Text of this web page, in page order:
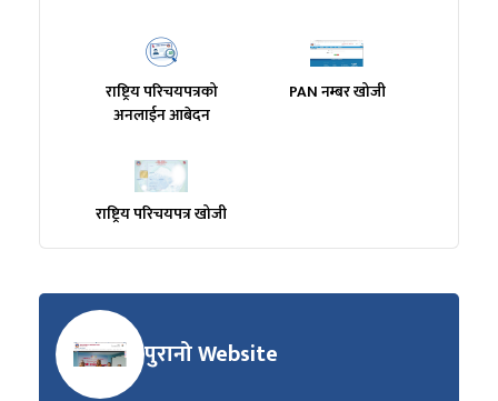
राष्ट्रिय परिचयपत्रको
अनलाईन आबेदन
PAN नम्बर खोजी
राष्ट्रिय परिचयपत्र खोजी
पुरानो Website